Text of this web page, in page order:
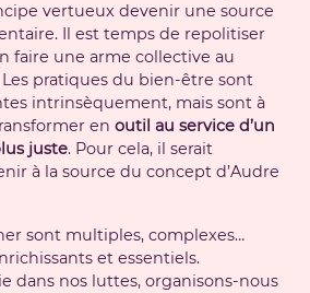
vertueux devenir une source
Il est temps de repolitiser
faire une arme collective au
pratiques du bien-être sont
intrinsèquement, mais sont à
en outil au service d’un
juste. Pour cela, il serait
à la source du concept d’Audre
sont multiples, complexes…
et essentiels.
dans nos luttes, organisons-nous